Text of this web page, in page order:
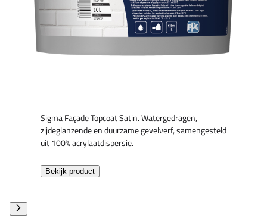
Sigma Façade Topcoat Satin. Watergedragen,
zijdeglanzende en duurzame gevelverf, samengesteld
uit 100% acrylaatdispersie.
Bekijk product